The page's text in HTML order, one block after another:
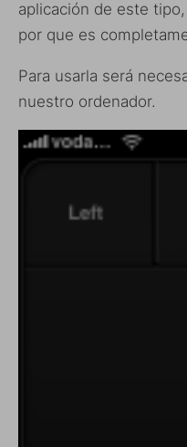
aplicación de este
por que es
Para usarla será
nuestro ordenador.